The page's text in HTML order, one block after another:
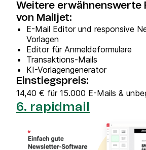
Weitere erwähnenswerte
von Mailjet:
E-Mail Editor und responsive
Vorlagen
Editor für Anmeldeformulare
Transaktions-Mails
KI-Vorlagengenerator
Einstiegspreis:
14,40 € für 15.000 E-Mails &
6. rapidmail